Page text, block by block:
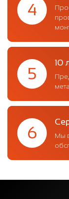
4
5
10
6
Мы